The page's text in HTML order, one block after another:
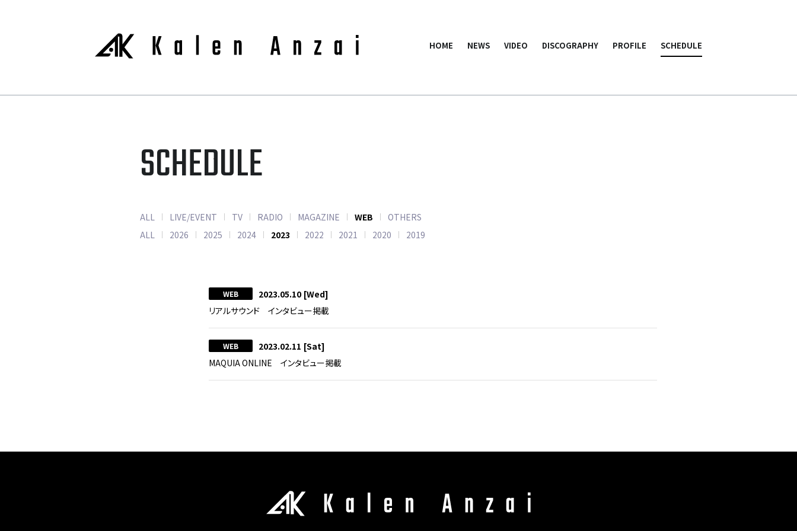
HOME NEWS VIDEO DISCOGRAPHY PROFILE SCHEDULE
SCHEDULE
ALL LIVE/EVENT TV RADIO MAGAZINE WEB
OTHERS
ALL
2026 2025 2024 2023 2022 2021 2020 2019
WEB 2023.05.10 [Wed]
リアルサウンド インタビュー掲載
WEB 2023.02.11 [Sat]
MAQUIA ONLINE インタビュー掲載